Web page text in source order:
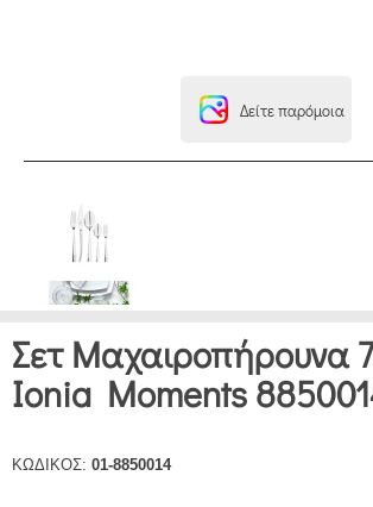
Δείτε παρόμοια
Σετ Μαχαιροπήρουνα
Ionia Moments
ΚΩΔΙΚΟΣ: 01-8850014